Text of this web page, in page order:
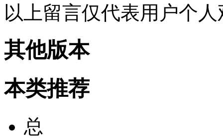
以上留言仅代表用户个
其他版本
本类推荐
总